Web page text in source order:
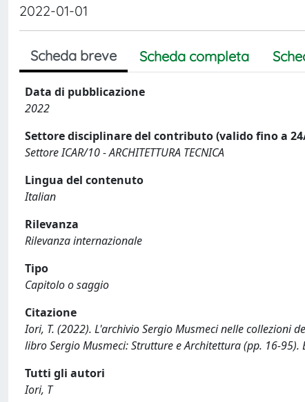
2022-01-01
Scheda breve Scheda completa
Data di pubblicazione
2022
Settore disciplinare del contributo (valido fino a
Settore ICAR/10 - ARCHITETTURA TECNICA
Lingua del contenuto
Italian
Rilevanza
Rilevanza internazionale
Tipo
Capitolo o saggio
Citazione
Iori, T. (2022). L'archivio Sergio Musmeci nelle collezioni
libro Sergio Musmeci: Strutture e Architettura (pp. 16-95).
Tutti gli autori
Iori, T